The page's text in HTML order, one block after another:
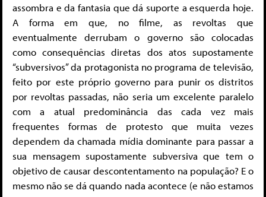
assombra e da fantasia que dá suporte a esquerda hoje.
A forma em que, no filme, as revoltas que
eventualmente derrubam o governo são colocadas
como consequências diretas dos atos supostamente
“subversivos” da protagonista no programa de televisão,
feito por este próprio governo para punir os distritos
por revoltas passadas, não seria um excelente paralelo
com a atual predominância das cada vez mais
frequentes formas de protesto que muita vezes
dependem da chamada mídia dominante para passar a
sua mensagem supostamente subversiva que tem o
objetivo de causar descontentamento na população? E o
mesmo não se dá quando nada acontece (e não estamos